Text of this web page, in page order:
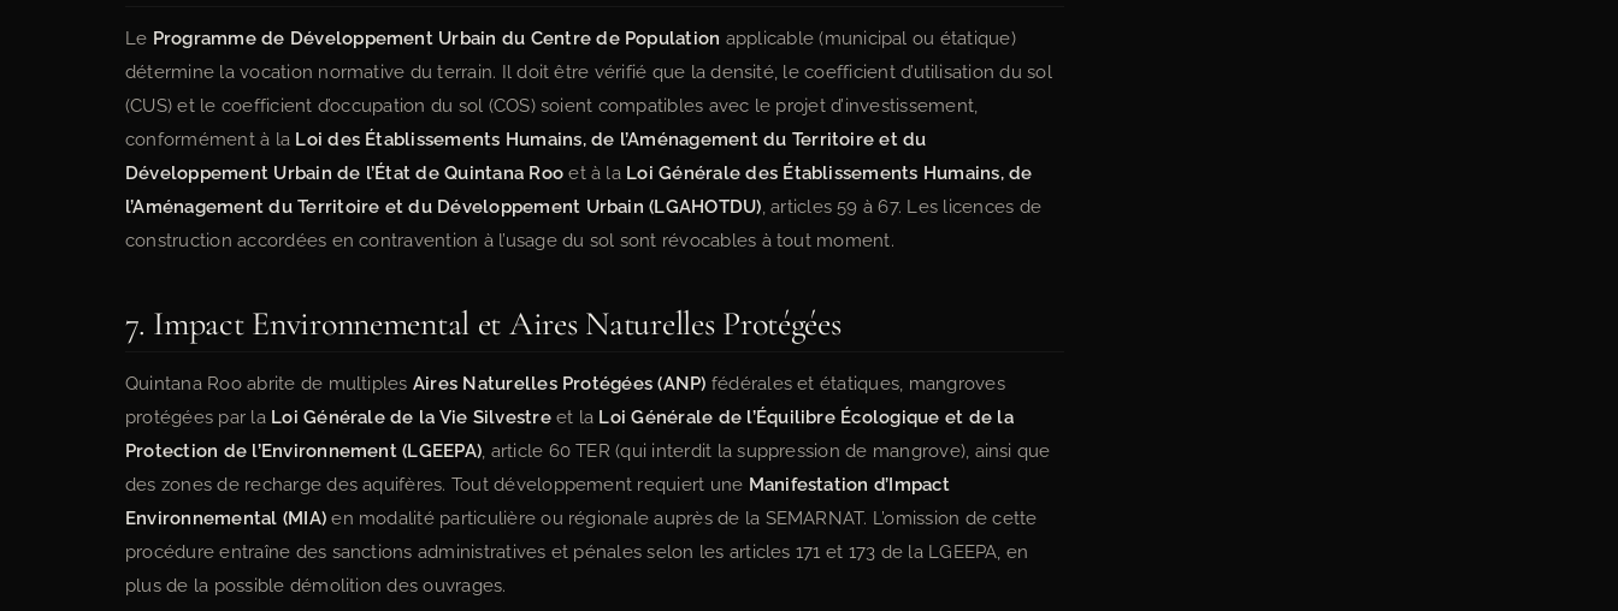
Le Programme de Développement Urbain du Centre de Population applicable (municipal ou étatique)
détermine la vocation normative du terrain. Il doit être vérifié que la densité, le coefficient d’utilisation du sol
(CUS) et le coefficient d’occupation du sol (COS) soient compatibles avec le projet d’investissement,
conformément à la Loi des Établissements Humains, de l’Aménagement du Territoire et du
Développement Urbain de l’État de Quintana Roo et à la Loi Générale des Établissements Humains, de
l’Aménagement du Territoire et du Développement Urbain (LGAHOTDU), articles 59 à 67. Les licences de
construction accordées en contravention à l’usage du sol sont révocables à tout moment.
7. Impact Environnemental et Aires Naturelles Protégées
Quintana Roo abrite de multiples Aires Naturelles Protégées (ANP) fédérales et étatiques, mangroves
protégées par la Loi Générale de la Vie Silvestreet la Loi Générale de l’Équilibre Écologique et de la
Protection de l’Environnement (LGEEPA), article 60 TER (qui interdit la suppression de mangrove), ainsi que
des zones de recharge des aquifères. Tout développement requiert une Manifestation d’Impact
Environnemental (MIA) en modalité particulière ou régionale auprès de la SEMARNAT. L’omission de cette
procédure entraîne des sanctions administratives et pénales selon les articles 171 et 173 de la LGEEPA, en
plus de la possible démolition des ouvrages.